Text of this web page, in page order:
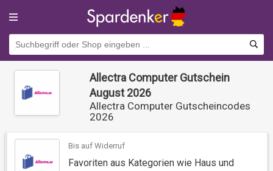
Allectra Computer Gutschein
August 2026
Allectra Computer Gutscheincodes
2026
Bis auf Widerruf
Favoriten aus Kategorien wie Haus und